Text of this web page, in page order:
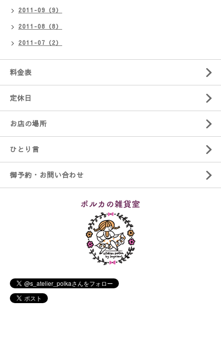
2011-09（9）
2011-08（8）
2011-07（2）
料金表
定休日
お店の場所
ひとり言
御予約・お問い合わせ